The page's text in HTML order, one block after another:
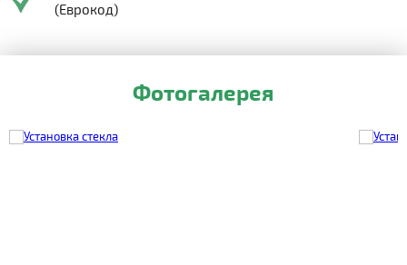
(Еврокод)
Фотогалерея